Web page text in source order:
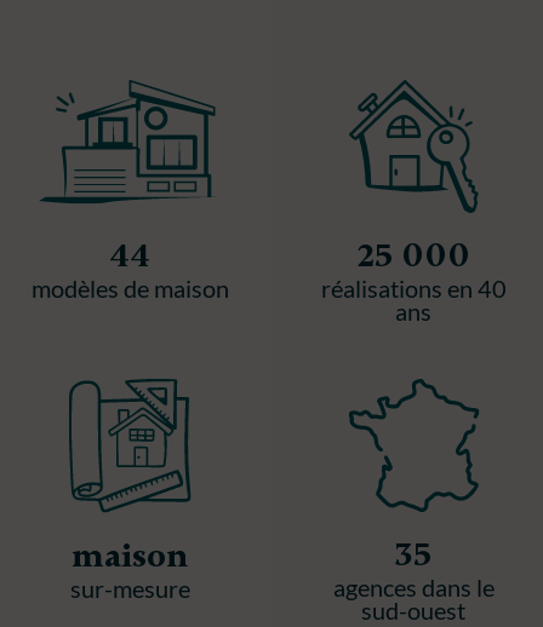
44
modèles de maison
25 000
réalisations en 40
ans
maison
sur-mesure
35
agences dans le
sud-ouest